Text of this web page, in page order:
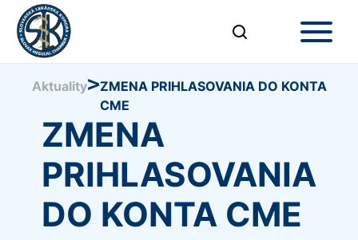
Aktuality>ZMENA PRIHLASOVANIA DO KONTA
CME
ZMENA
PRIHLASOVANIA
DO KONTA CME